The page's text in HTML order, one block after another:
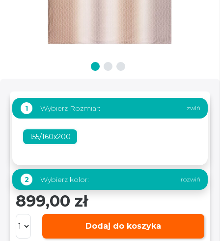
1 Wybierz Rozmiar:
155/160x200
2 Wybierz kolor:
899,00 zł
Dodaj do koszyka